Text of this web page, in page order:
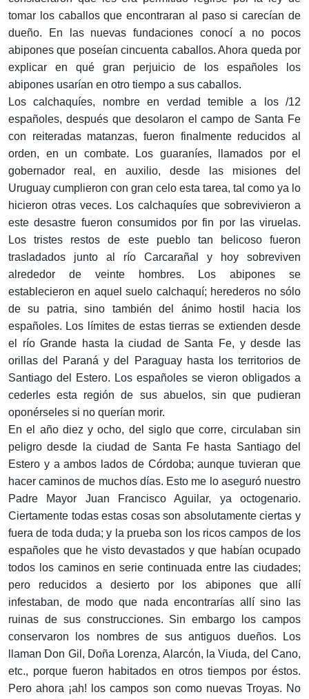
tomar los caballos que encontraran al paso si carecían de
dueño. En las nuevas fundaciones conocí a no pocos
abipones que poseían cincuenta caballos. Ahora queda por
explicar en qué gran perjuicio de los españoles los
abipones usarían en otro tiempo a sus caballos.
Los calchaquíes, nombre en verdad temible a los /12
españoles, después que desolaron el campo de Santa Fe
con reiteradas matanzas, fueron finalmente reducidos al
orden, en un combate. Los guaraníes, llamados por el
gobernador real, en auxilio, desde las misiones del
Uruguay cumplieron con gran celo esta tarea, tal como ya lo
hicieron otras veces. Los calchaquíes que sobrevivieron a
este desastre fueron consumidos por fin por las viruelas.
Los tristes restos de este pueblo tan belicoso fueron
trasladados junto al río Carcarañal y hoy sobreviven
alrededor de veinte hombres. Los abipones se
establecieron en aquel suelo calchaquí; herederos no sólo
de su patria, sino también del ánimo hostil hacia los
españoles. Los límites de estas tierras se extienden desde
el río Grande hasta la ciudad de Santa Fe, y desde las
orillas del Paraná y del Paraguay hasta los territorios de
Santiago del Estero. Los españoles se vieron obligados a
cederles esta región de sus abuelos, sin que pudieran
oponérseles si no querían morir.
En el año diez y ocho, del siglo que corre, circulaban sin
peligro desde la ciudad de Santa Fe hasta Santiago del
Estero y a ambos lados de Córdoba; aunque tuvieran que
hacer caminos de muchos días. Esto me lo aseguró nuestro
Padre Mayor Juan Francisco Aguilar, ya octogenario.
Ciertamente todas estas cosas son absolutamente ciertas y
fuera de toda duda; y la prueba son los ricos campos de los
españoles que he visto devastados y que habían ocupado
todos los caminos en serie continuada entre las ciudades;
pero reducidos a desierto por los abipones que allí
infestaban, de modo que nada encontrarías allí sino las
ruinas de sus construcciones. Sin embargo los campos
conservaron los nombres de sus antiguos dueños. Los
llaman Don Gil, Doña Lorenza, Alarcón, la Viuda, del Cano,
etc., porque fueron habitados en otros tiempos por éstos.
Pero ahora ¡ah! los campos son como nuevas Troyas. No